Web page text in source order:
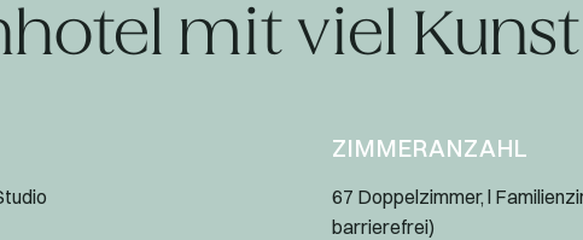
mit viel Kunst
ZIMMERANZAHL
67 Doppelzimmer, l
barrierefrei)